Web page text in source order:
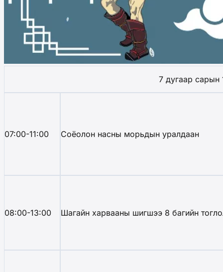
7 дугаар сарын 12. Ням
07:00-11:00 Соёолон насны морьдын уралдаан
08:00-13:00 Шагайн харвааны шигшээ 8 багийн